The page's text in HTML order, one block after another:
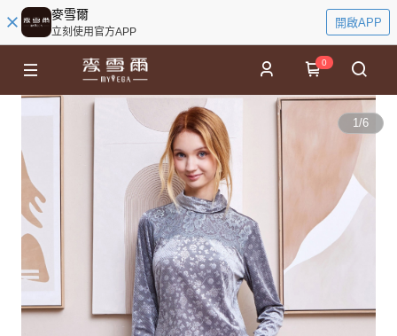
麥雪爾
立刻使用官方APP
開啟APP
0
1/6